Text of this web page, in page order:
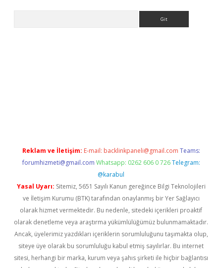
Reklam ve İletişim: E-mail: backlinkpaneli@gmail.com Teams:
forumhizmeti@gmail.com Whatsapp: 0262 606 0 726 Telegram:
@karabul
Yasal Uyarı: Sitemiz, 5651 Sayılı Kanun gereğince Bilgi Teknolojileri
ve İletişim Kurumu (BTK) tarafından onaylanmış bir Yer Sağlayıcı
olarak hizmet vermektedir. Bu nedenle, sitedeki içerikleri proaktif
olarak denetleme veya araştırma yükümlülüğümüz bulunmamaktadır.
Ancak, üyelerimiz yazdıkları içeriklerin sorumluluğunu taşımakta olup,
siteye üye olarak bu sorumluluğu kabul etmiş sayılırlar. Bu internet
sitesi, herhangi bir marka, kurum veya şahıs şirketi ile hiçbir bağlantısı